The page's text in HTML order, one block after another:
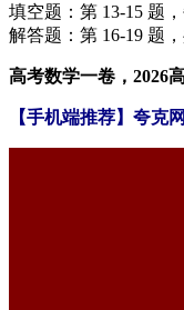
填空题​​：第 13-15 题
解答题​​：第 16-19 题
高考数学一卷，2026
【手机端推荐】夸克